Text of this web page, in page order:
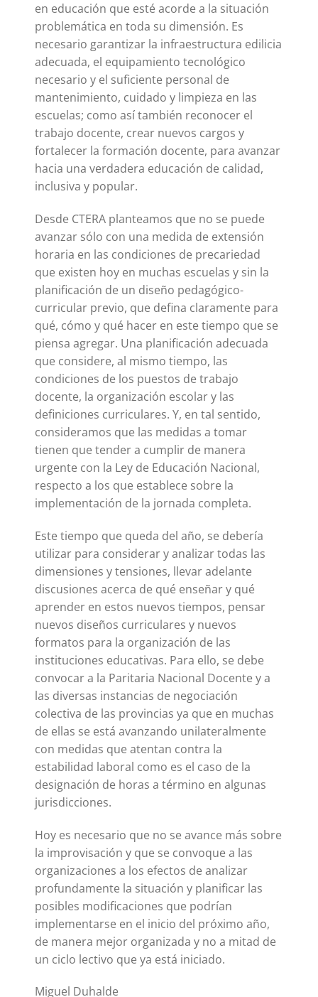
en educación que esté acorde a la situación
problemática en toda su dimensión. Es
necesario garantizar la infraestructura edilicia
adecuada, el equipamiento tecnológico
necesario y el suficiente personal de
mantenimiento, cuidado y limpieza en las
escuelas; como así también reconocer el
trabajo docente, crear nuevos cargos y
fortalecer la formación docente, para avanzar
hacia una verdadera educación de calidad,
inclusiva y popular.
Desde CTERA planteamos que no se puede
avanzar sólo con una medida de extensión
horaria en las condiciones de precariedad
que existen hoy en muchas escuelas y sin la
planificación de un diseño pedagógico-
curricular previo, que defina claramente para
qué, cómo y qué hacer en este tiempo que se
piensa agregar. Una planificación adecuada
que considere, al mismo tiempo, las
condiciones de los puestos de trabajo
docente, la organización escolar y las
definiciones curriculares. Y, en tal sentido,
consideramos que las medidas a tomar
tienen que tender a cumplir de manera
urgente con la Ley de Educación Nacional,
respecto a los que establece sobre la
implementación de la jornada completa.
Este tiempo que queda del año, se debería
utilizar para considerar y analizar todas las
dimensiones y tensiones, llevar adelante
discusiones acerca de qué enseñar y qué
aprender en estos nuevos tiempos, pensar
nuevos diseños curriculares y nuevos
formatos para la organización de las
instituciones educativas. Para ello, se debe
convocar a la Paritaria Nacional Docente y a
las diversas instancias de negociación
colectiva de las provincias ya que en muchas
de ellas se está avanzando unilateralmente
con medidas que atentan contra la
estabilidad laboral como es el caso de la
designación de horas a término en algunas
jurisdicciones.
Hoy es necesario que no se avance más sobre
la improvisación y que se convoque a las
organizaciones a los efectos de analizar
profundamente la situación y planificar las
posibles modificaciones que podrían
implementarse en el inicio del próximo año,
de manera mejor organizada y no a mitad de
un ciclo lectivo que ya está iniciado.
Miguel Duhalde